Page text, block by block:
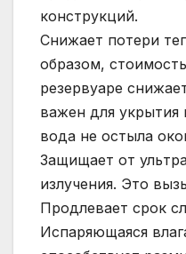
конструкций.
Снижает потери
образом,
резервуаре
важен для укрытия
вода не остыла
Защищает от
излучения. Это
Продлевает срок
Испаряющаяся